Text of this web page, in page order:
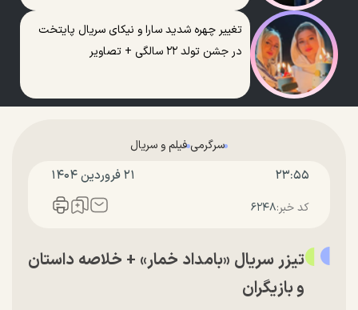
تغییر چهره شدید سارا و نیکای سریال پایتخت
در جشن تولد ۲۲ سالگی + تصاویر
سرگرمی فیلم و سریال
۲۳:۵۵ ۲۱ فروردين ۱۴۰۴
کد خبر:۶۲۴۸
تیزر سریال «بامداد خمار» + خلاصه داستان
و بازیگران